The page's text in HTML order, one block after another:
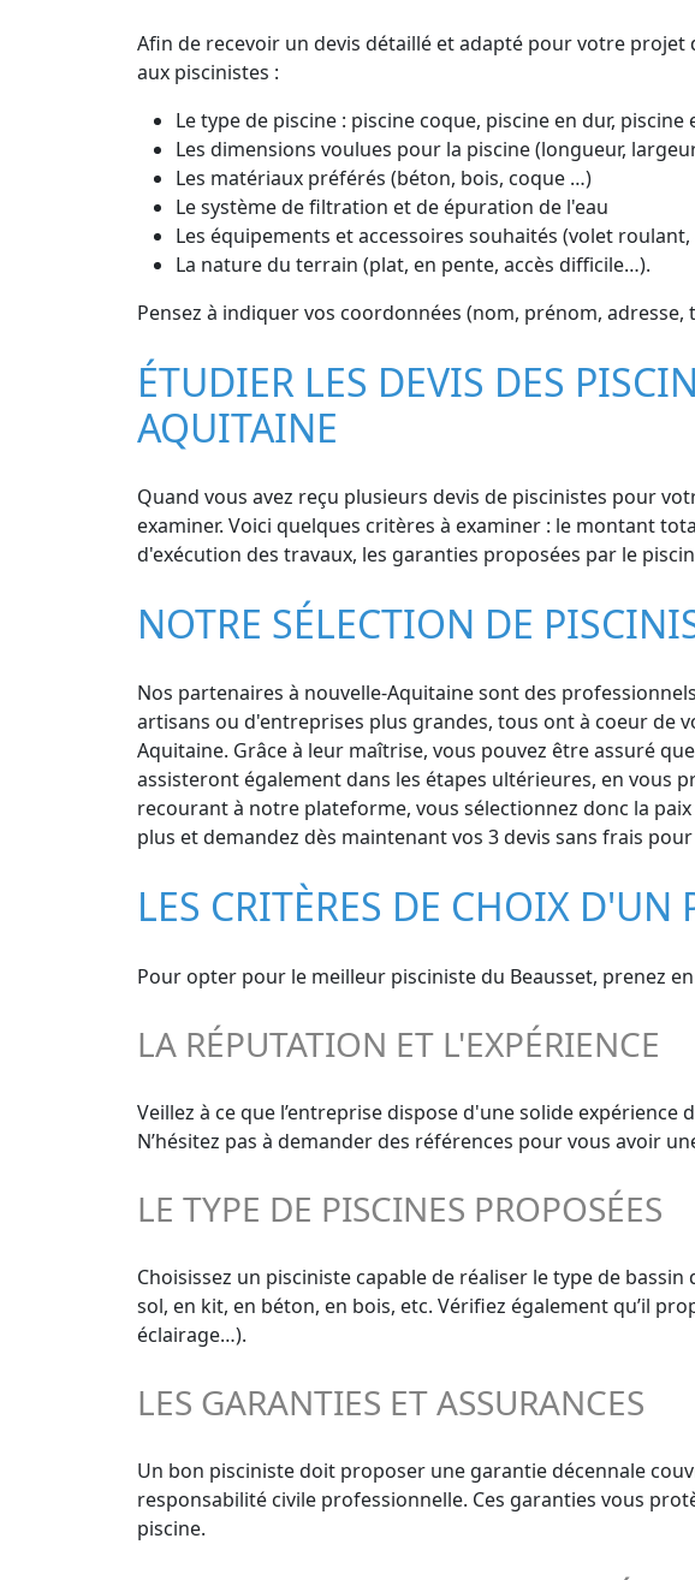
Afin de recevoir un devis détaillé et adapté pour votre
aux piscinistes :
Le type de piscine : piscine coque, piscine en dur, piscine
Les dimensions voulues pour la piscine (longueur,
Les matériaux préférés (béton, bois, coque …)
Le système de filtration et de épuration de l'eau
Les équipements et accessoires souhaités (volet
La nature du terrain (plat, en pente, accès difficile…).
Pensez à indiquer vos coordonnées (nom, prénom,
ÉTUDIER LES DEVIS DES
AQUITAINE
Quand vous avez reçu plusieurs devis de piscinistes pour
examiner. Voici quelques critères à examiner : le montant
d'exécution des travaux, les garanties proposées par le
NOTRE SÉLECTION DE
Nos partenaires à nouvelle-Aquitaine sont des
artisans ou d'entreprises plus grandes, tous ont à coeur de
Aquitaine. Grâce à leur maîtrise, vous pouvez être assuré
assisteront également dans les étapes ultérieures, en vous
recourant à notre plateforme, vous sélectionnez donc la
plus et demandez dès maintenant vos 3 devis sans frais
LES CRITÈRES DE CHOIX
Pour opter pour le meilleur pisciniste du Beausset, prenez
LA RÉPUTATION ET L'EXPÉRIENCE
Veillez à ce que l’entreprise dispose d'une solide
N’hésitez pas à demander des références pour vous avoir
LE TYPE DE PISCINES PROPOSÉES
Choisissez un pisciniste capable de réaliser le type de
sol, en kit, en béton, en bois, etc. Vérifiez également qu’il
éclairage…).
LES GARANTIES ET ASSURANCES
Un bon pisciniste doit proposer une garantie décennale
responsabilité civile professionnelle. Ces garanties vous
piscine.